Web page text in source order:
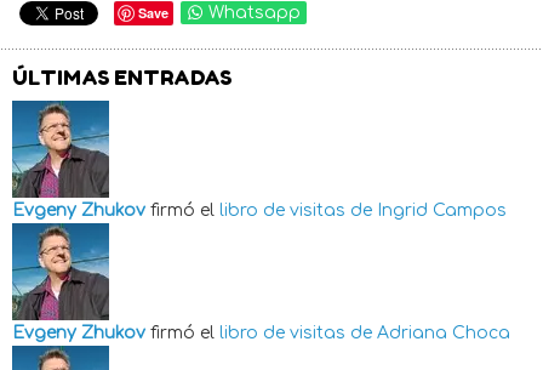
Save Whatsapp
ÚLTIMAS ENTRADAS
Evgeny Zhukov firmó el libro de visitas de Ingrid Campos
Evgeny Zhukov firmó el libro de visitas de Adriana Choca